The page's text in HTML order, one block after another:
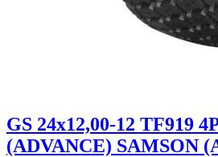
GS 24x12,00-12 TF919
(ADVANCE) SAMSON